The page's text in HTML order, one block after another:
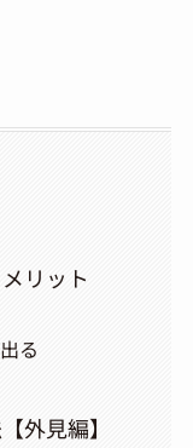
リット
る
外見編】